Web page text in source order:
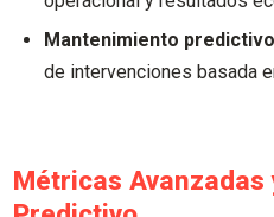
Mantenimiento
de intervenciones basada
Métricas Avanzadas